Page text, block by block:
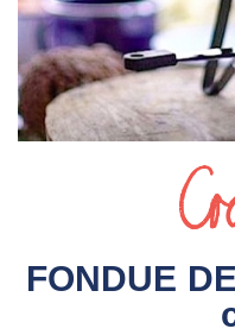
FONDUE